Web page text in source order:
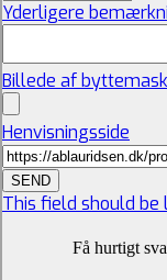
Yderligere
Billede af
Henvisningsside
SEND
This field should
Få hurtigt